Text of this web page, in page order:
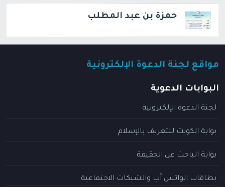
حمزة بن عبد المطلب
مواقع لجنة الدعوة الإلكترونية
البوابات الدعوية
لجنة الدعوة الإلكترونية
بوابة الكويت للتعريف بالإسلام
بوابة الباحث عن الحقيقة
بطاقات الواتس آب والشبكات الاجتماعية